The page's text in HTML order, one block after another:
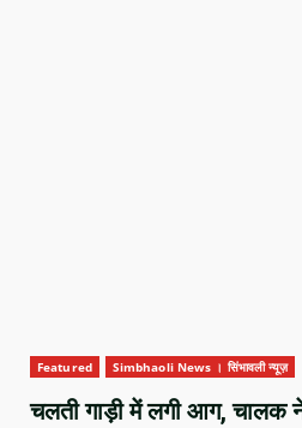
Featured Simbhaoli News । सिंभावली न्यूज़
चलती गाड़ी में लगी आग, चालक